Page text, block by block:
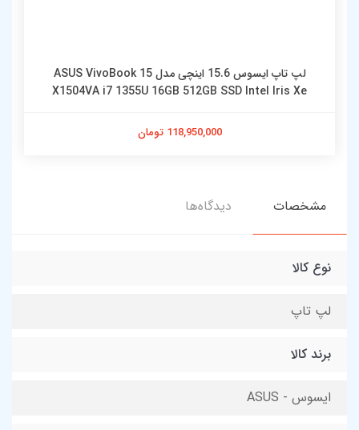
لپ تاپ ایسوس 15.6 اینچی مدل ASUS VivoBook 15
X1504VA i7 1355U 16GB 512GB SSD Intel Iris Xe
118,950,000 تومان
مشخصات دیدگاه‌ها
نوع کالا
لپ تاپ
برند کالا
ایسوس - ASUS